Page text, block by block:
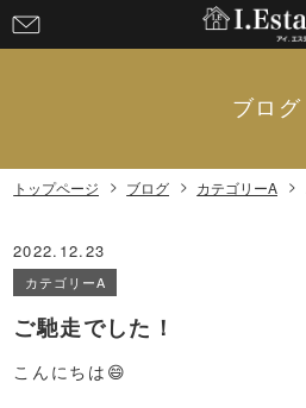
問
せ
ブログ
トップページ ブログ カテゴリーA
2022.12.23
カテゴリーA
ご馳走でした！
こんにちは😄